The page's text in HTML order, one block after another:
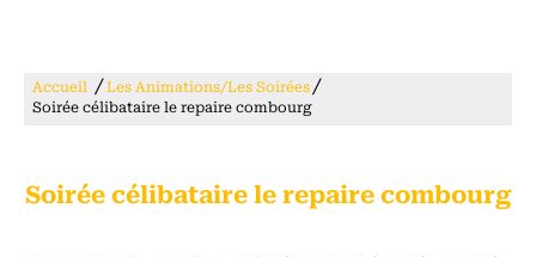
Accueil / Les Animations/Les Soirées/
Soirée célibataire le repaire combourg
Soirée célibataire le repaire combourg